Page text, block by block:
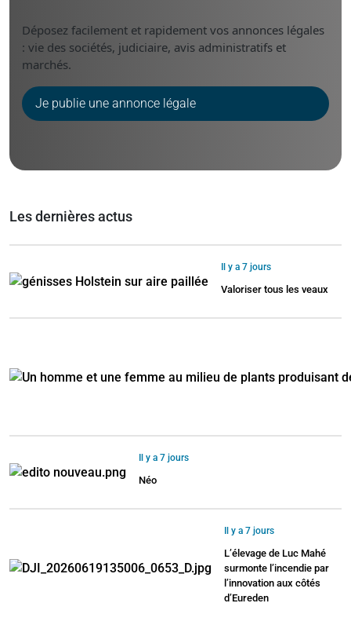
Déposez facilement et rapidement vos annonces légales
: vie des sociétés, judiciaire, avis administratifs et
marchés.
Je publie une annonce légale
Les dernières actus
Il y a 7 jours
Valoriser tous les veaux
Il y a 7 jours
Néo
Il y a 7 jours
L’élevage de Luc Mahé
surmonte l’incendie par
l’innovation aux côtés
d’Eureden